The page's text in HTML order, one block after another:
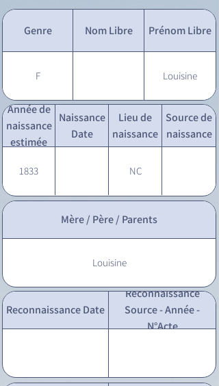
Genre Nom Libre Prénom Libre
F Louisine
Année de
naissance
estimée
Naissance
Date
Lieu de
naissance
Source de
naissance
1833 NC
Mère / Père / Parents
Louisine
Reconnaissance Date
Reconnaissance
Source - Année -
N°Acte